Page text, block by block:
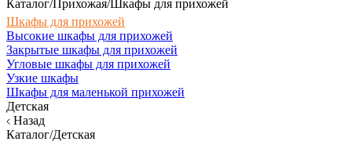
Каталог/Прихожая/Шкафы для прихожей
Шкафы для прихожей
Высокие шкафы для прихожей
Закрытые шкафы для прихожей
Угловые шкафы для прихожей
Узкие шкафы
Шкафы для маленькой прихожей
Детская
Назад
Каталог/Детская